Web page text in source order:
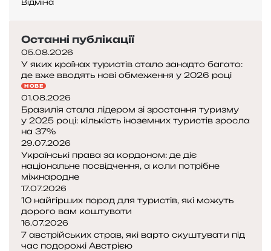
о
а
з
у
к
ь
к
о
м
а
к
р
а
ї
н
а
Відміна
Останні публікації
05.08.2026
У яких країнах туристів стало занадто багато:
де вже вводять нові обмеження у 2026 році
НОВЕ
01.08.2026
Бразилія стала лідером зі зростання туризму
у 2025 році: кількість іноземних туристів зросла
на 37%
29.07.2026
Українські права за кордоном: де діє
національне посвідчення, а коли потрібне
міжнародне
17.07.2026
10 найгірших порад для туристів, які можуть
дорого вам коштувати
16.07.2026
7 австрійських страв, які варто скуштувати під
час подорожі Австрією